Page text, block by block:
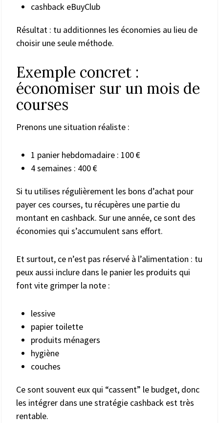
cashback eBuyClub
Résultat : tu additionnes les économies au lieu de
choisir une seule méthode.
Exemple concret :
économiser sur un mois de
courses
Prenons une situation réaliste :
1 panier hebdomadaire : 100 €
4 semaines : 400 €
Si tu utilises régulièrement les bons d’achat pour
payer ces courses, tu récupères une partie du
montant en cashback. Sur une année, ce sont des
économies qui s’accumulent sans effort.
Et surtout, ce n’est pas réservé à l’alimentation : tu
peux aussi inclure dans le panier les produits qui
font vite grimper la note :
lessive
papier toilette
produits ménagers
hygiène
couches
Ce sont souvent eux qui “cassent” le budget, donc
les intégrer dans une stratégie cashback est très
rentable.